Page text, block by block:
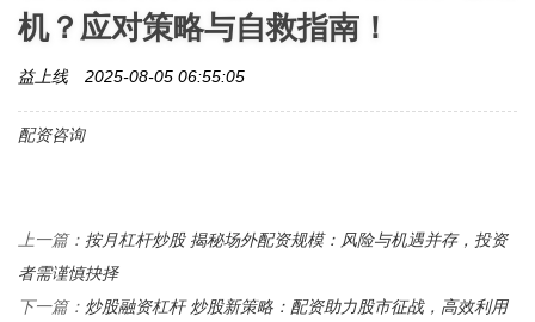
机？应对策略与自救指南！
益上线 2025-08-05 06:55:05
配资咨询
上一篇： 按月杠杆炒股 揭秘场外配资规模：风险与机遇并存，投资
者需谨慎抉择
下一篇： 炒股融资杠杆 炒股新策略：配资助力股市征战，高效利用